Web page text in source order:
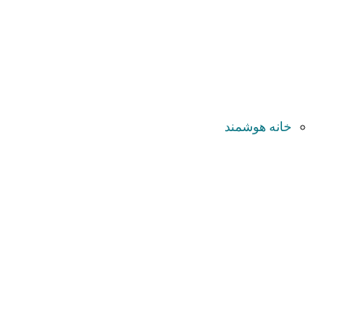
خانه هوشمند